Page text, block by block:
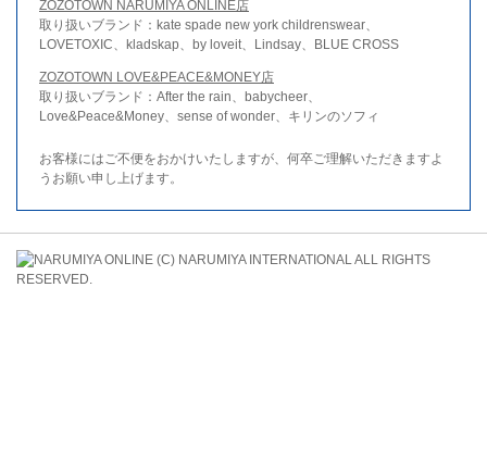
ZOZOTOWN NARUMIYA ONLINE店
取り扱いブランド：kate spade new york childrenswear、
LOVETOXIC、kladskap、by loveit、Lindsay、BLUE CROSS
ZOZOTOWN LOVE&PEACE&MONEY店
取り扱いブランド：After the rain、babycheer、
Love&Peace&Money、sense of wonder、キリンのソフィ
お客様にはご不便をおかけいたしますが、何卒ご理解いただきますよ
うお願い申し上げます。